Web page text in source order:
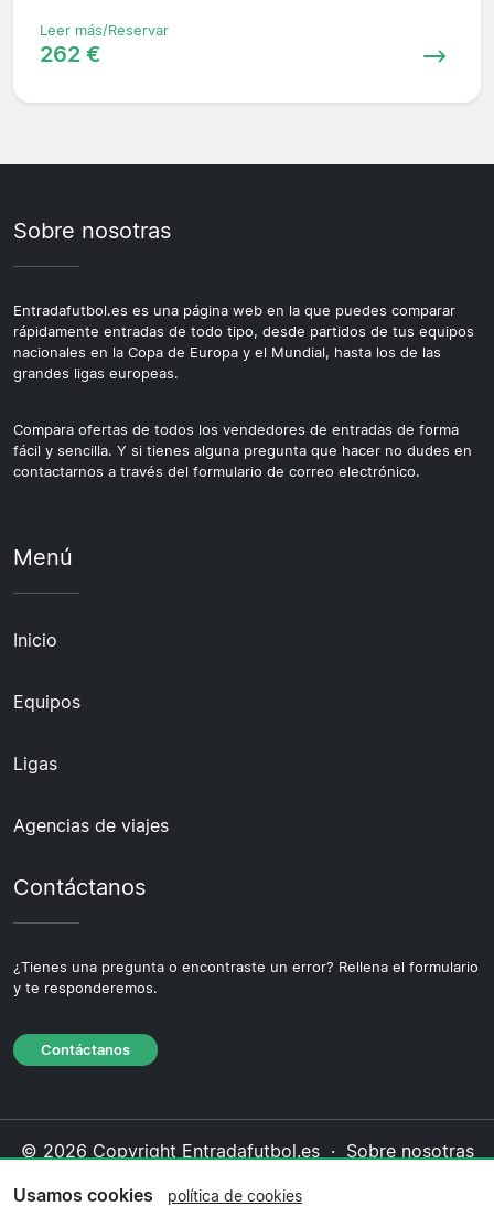
Leer más/Reservar
262 €
Sobre nosotras
Entradafutbol.es es una página web en la que puedes comparar
rápidamente entradas de todo tipo, desde partidos de tus equipos
nacionales en la Copa de Europa y el Mundial, hasta los de las
grandes ligas europeas.
Compara ofertas de todos los vendedores de entradas de forma
fácil y sencilla. Y si tienes alguna pregunta que hacer no dudes en
contactarnos a través del formulario de correo electrónico.
Menú
Inicio
Equipos
Ligas
Agencias de viajes
Contáctanos
¿Tienes una pregunta o encontraste un error? Rellena el formulario
y te responderemos.
Contáctanos
© 2026 Copyright Entradafutbol.es · Sobre nosotras
Usamos cookies política de cookies